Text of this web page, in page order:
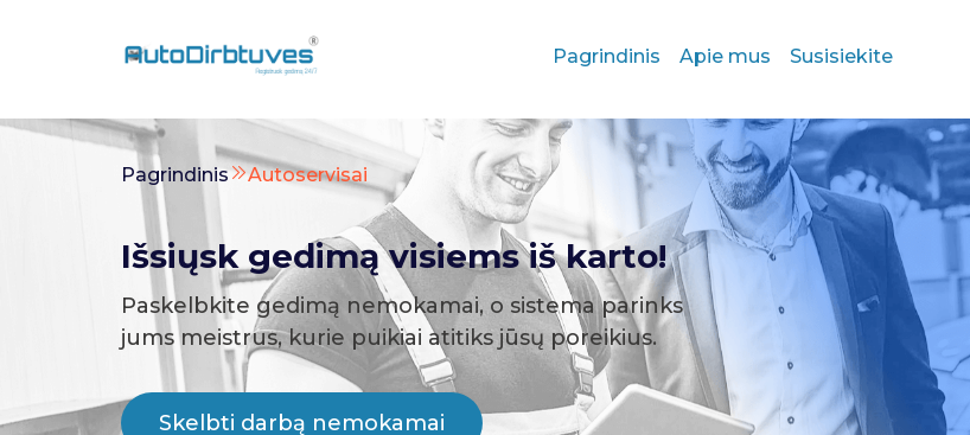
Pagrindinis Apie mus Susisiekite
Pagrindinis Autoservisai
Išsiųsk gedimą visiems iš karto!
Paskelbkite gedimą nemokamai, o sistema parinks
jums meistrus, kurie puikiai atitiks jūsų poreikius.
Skelbti darbą nemokamai